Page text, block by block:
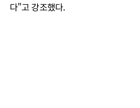
다"고 강조했다.